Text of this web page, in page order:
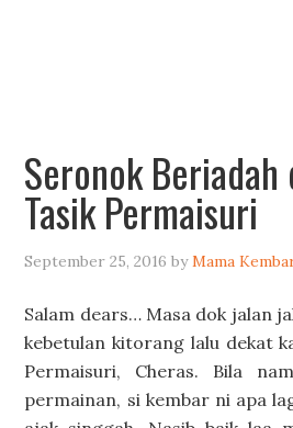
Seronok Beriadah
Tasik Permaisuri
September 25, 2016 byMama
Salam dears… Masa dok jalan
kebetulan kitorang lalu dekat
Permaisuri, Cheras. Bila
permainan, si kembar ni apa